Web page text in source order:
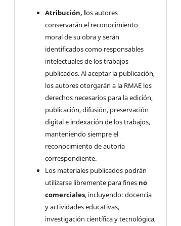
Atribución, los autores
conservarán el reconocimiento
moral de su obra y serán
identificados como responsables
intelectuales de los trabajos
publicados. Al aceptar la publicación,
los autores otorgarán a la RMAE los
derechos necesarios para la edición,
publicación, difusión, preservación
digital e indexación de los trabajos,
manteniendo siempre el
reconocimiento de autoría
correspondiente.
Los materiales publicados podrán
utilizarse libremente para fines no
comerciales, incluyendo: docencia
y actividades educativas,
investigación científica y tecnológica,